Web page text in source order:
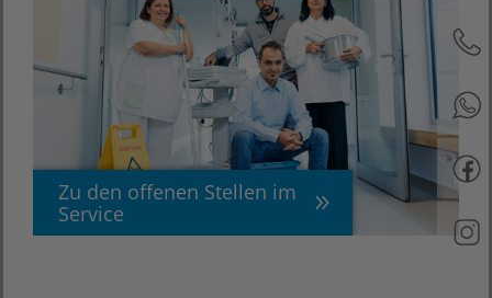
Zu den offenen Stellen im
Service